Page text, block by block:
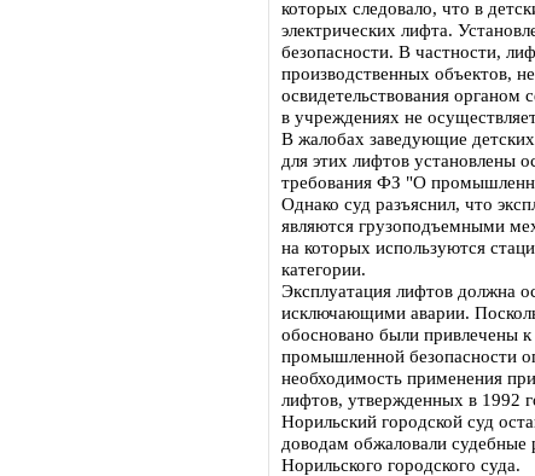
которых следовало, что в
электрических лифта.
безопасности. В частности,
производственных объектов,
освидетельствования
в учреждениях не
В жалобах заведующие
для этих лифтов установлены
требования ФЗ "О
Однако суд разъяснил, что
являются грузоподъемными
на которых используются
категории.
Эксплуатация лифтов должна
исключающими аварии.
обосновано были привлечены
промышленной безопасности
необходимость применения
лифтов, утвержденных в 1992
Норильский городской суд
доводам обжаловали судебные
Норильского городского суда.